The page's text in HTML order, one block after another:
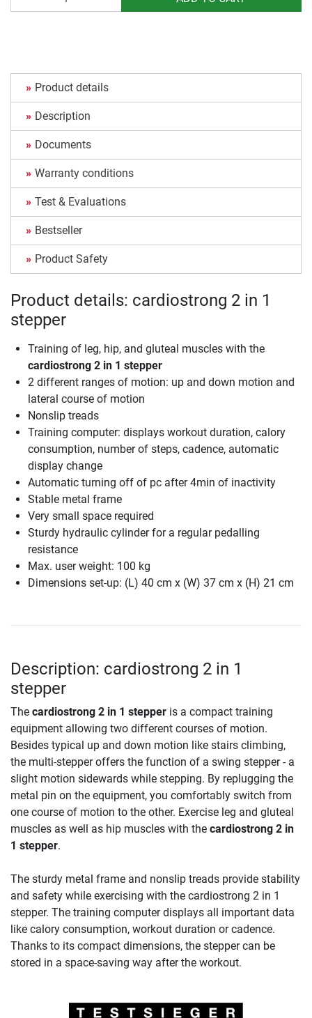
Product details
Description
Documents
Warranty conditions
Test & Evaluations
Bestseller
Product Safety
Product details: cardiostrong 2 in 1
stepper
Training of leg, hip, and gluteal muscles with the
cardiostrong 2 in 1 stepper
2 different ranges of motion: up and down motion and
lateral course of motion
Nonslip treads
Training computer: displays workout duration, calory
consumption, number of steps, cadence, automatic
display change
Automatic turning off of pc after 4min of inactivity
Stable metal frame
Very small space required
Sturdy hydraulic cylinder for a regular pedalling
resistance
Max. user weight: 100 kg
Dimensions set-up: (L) 40 cm x (W) 37 cm x (H) 21 cm
Description: cardiostrong 2 in 1
stepper
The cardiostrong 2 in 1 stepper is a compact training
equipment allowing two different courses of motion.
Besides typical up and down motion like stairs climbing,
the multi-stepper offers the function of a swing stepper - a
slight motion sidewards while stepping. By replugging the
metal pin on the equipment, you comfortably switch from
one course of motion to the other. Exercise leg and gluteal
muscles as well as hip muscles with the cardiostrong 2 in
1 stepper.
The sturdy metal frame and nonslip treads provide stability
and safety while exercising with the cardiostrong 2 in 1
stepper. The training computer displays all important data
like calory consumption, workout duration or cadence.
Thanks to its compact dimensions, the stepper can be
stored in a space-saving way after the workout.